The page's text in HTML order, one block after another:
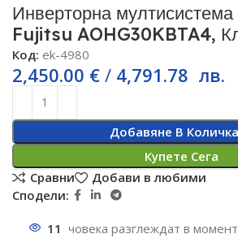
Инверторна
Fujitsu AOHG30KBTA4,
Код: ek-4980
2,450.00 € / 4,791.78 лв.
Добавяне В
Купете Сега
Сравни
Добави в любими
Сподели:
11 човека разглеждат в